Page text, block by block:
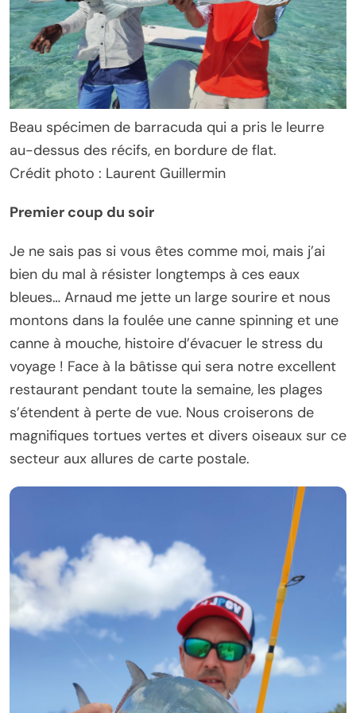
Beau spécimen de barracuda qui a pris le leurre
au-dessus des récifs, en bordure de flat.
Crédit photo : Laurent Guillermin
Premier coup du soir
Je ne sais pas si vous êtes comme moi, mais j’ai
bien du mal à résister longtemps à ces eaux
bleues… Arnaud me jette un large sourire et nous
montons dans la foulée une canne spinning et une
canne à mouche, histoire d’évacuer le stress du
voyage ! Face à la bâtisse qui sera notre excellent
restaurant pendant toute la semaine, les plages
s’étendent à perte de vue. Nous croiserons de
magnifiques tortues vertes et divers oiseaux sur ce
secteur aux allures de carte postale.